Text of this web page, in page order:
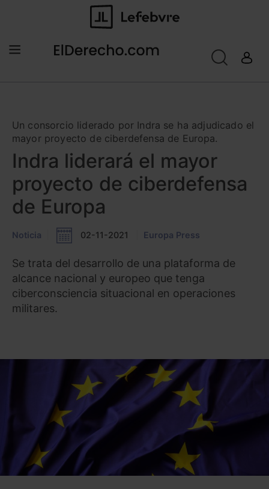
Un consorcio liderado por Indra se ha adjudicado el
mayor proyecto de ciberdefensa de Europa.
Indra liderará el mayor
proyecto de ciberdefensa
de Europa
Noticia 02-11-2021 Europa Press
Se trata del desarrollo de una plataforma de
alcance nacional y europeo que tenga
ciberconsciencia situacional en operaciones
militares.